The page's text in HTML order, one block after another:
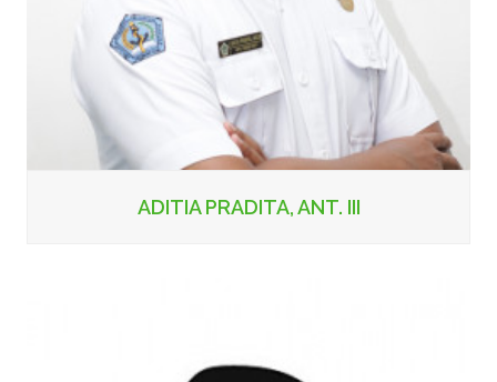
ADITIA PRADITA, ANT. III